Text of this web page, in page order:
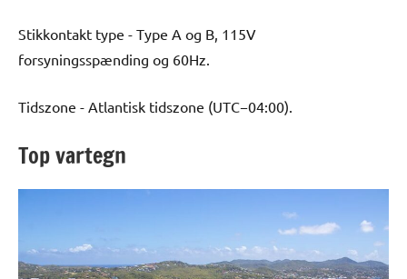
Stikkontakt type - Type A og B, 115V
forsyningsspænding og 60Hz.
Tidszone - Atlantisk tidszone (UTC−04:00).
Top vartegn